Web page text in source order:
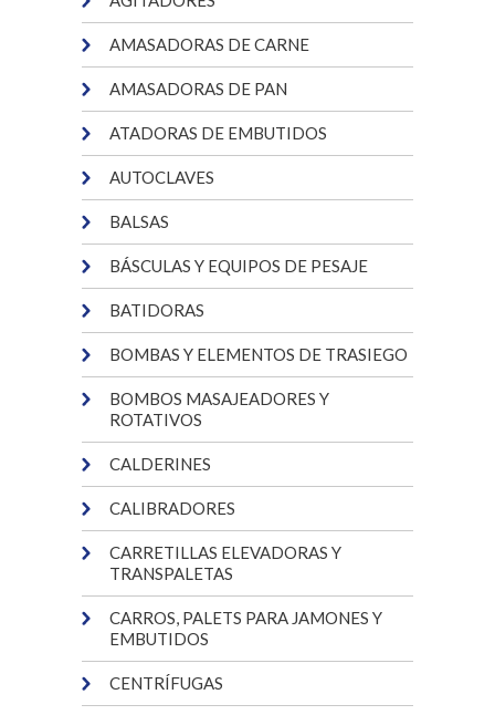
AMASADORAS DE CARNE
AMASADORAS DE PAN
ATADORAS DE EMBUTIDOS
AUTOCLAVES
BALSAS
BÁSCULAS Y EQUIPOS DE PESAJE
BATIDORAS
BOMBAS Y ELEMENTOS DE TRASIEGO
BOMBOS MASAJEADORES Y
ROTATIVOS
CALDERINES
CALIBRADORES
CARRETILLAS ELEVADORAS Y
TRANSPALETAS
CARROS, PALETS PARA JAMONES Y
EMBUTIDOS
CENTRÍFUGAS